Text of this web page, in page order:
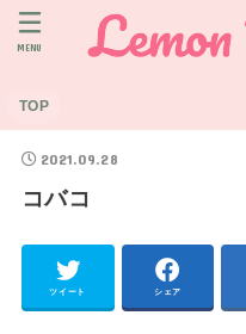
TOP
MENU
2021.09.28
コバコ
ツイート シェア